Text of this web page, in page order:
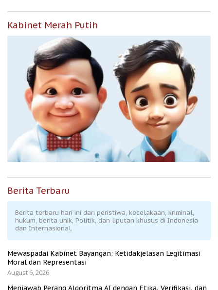
Kabinet Merah Putih
Berita Terbaru
Berita terbaru hari ini dari peristiwa, kecelakaan, kriminal,
hukum, berita unik, Politik, dan liputan khusus di Indonesia
dan Internasional.
Mewaspadai Kabinet Bayangan: Ketidakjelasan Legitimasi
Moral dan Representasi
August 6, 2026
Menjawab Perang Algoritma AI dengan Etika, Verifikasi, dan